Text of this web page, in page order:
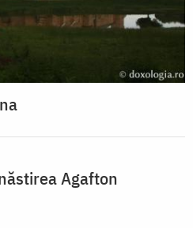
Agafton